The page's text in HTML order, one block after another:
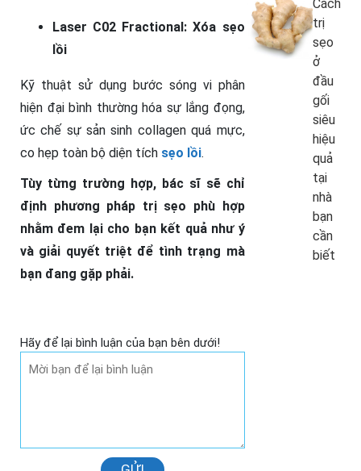
Laser C02 Fractional: Xóa sẹo
lồi
Kỹ thuật sử dụng bước sóng vi phân
hiện đại bình thường hóa sự lắng đọng,
ức chế sự sản sinh collagen quá mực,
co hẹp toàn bộ diện tích sẹo lồi.
Tùy từng trường hợp, bác sĩ sẽ chỉ
định phương pháp trị sẹo phù hợp
nhằm đem lại cho bạn kết quả như ý
và giải quyết triệt để tình trạng mà
bạn đang gặp phải.
Hãy để lại bình luận của bạn bên dưới!
Cách
trị
sẹo
ở
đầu
gối
siêu
hiệu
quả
tại
nhà
bạn
cần
biết